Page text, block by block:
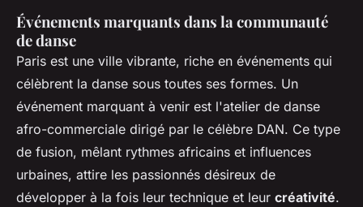
Événements marquants dans la communauté
de danse
Paris est une ville vibrante, riche en événements qui
célèbrent la danse sous toutes ses formes. Un
événement marquant à venir est l'atelier de danse
afro-commerciale dirigé par le célèbre DAN. Ce type
de fusion, mêlant rythmes africains et influences
urbaines, attire les passionnés désireux de
développer à la fois leur technique et leur créativité.